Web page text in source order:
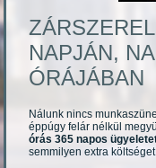
NAPJÁN,
ÓRÁJÁBAN
Nálunk nincs
éppúgy felár nélkül
órás 365 napos
semmilyen extra